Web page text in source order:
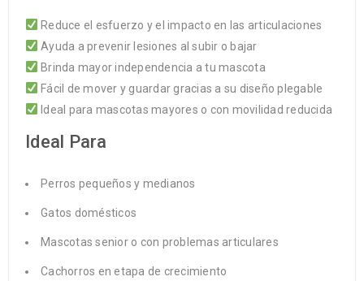
Reduce el esfuerzo y el impacto en las articulaciones
Ayuda a prevenir lesiones al subir o bajar
Brinda mayor independencia a tu mascota
Fácil de mover y guardar gracias a su diseño plegable
Ideal para mascotas mayores o con movilidad reducida
Ideal Para
Perros pequeños y medianos
Gatos domésticos
Mascotas senior o con problemas articulares
Cachorros en etapa de crecimiento